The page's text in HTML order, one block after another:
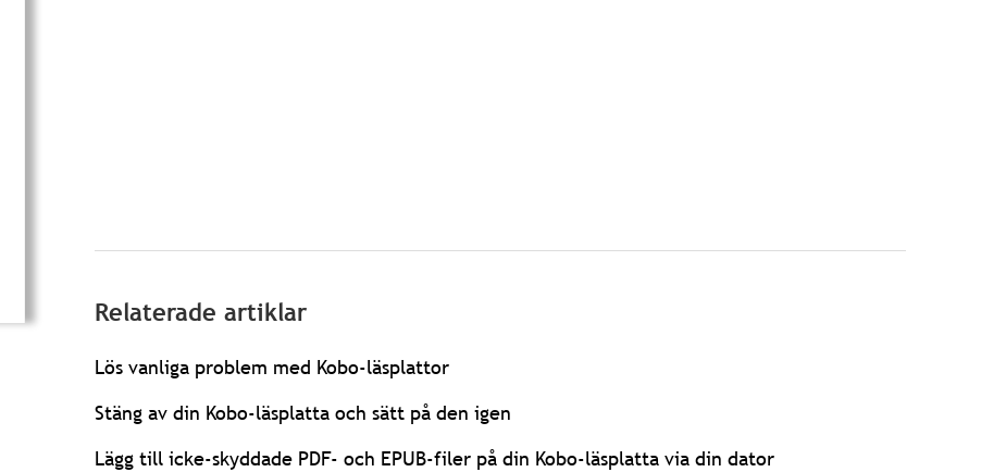
Relaterade artiklar
Lös vanliga problem med Kobo-läsplattor
Stäng av din Kobo-läsplatta och sätt på den igen
Lägg till icke-skyddade PDF- och EPUB-filer på din Kobo-läsplatta via din dator